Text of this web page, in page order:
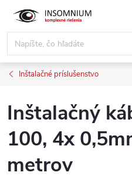
obsah
Inštalačné príslušenstvo
Inštalačný
100, 4x
metrov
www.insomnium.sk -